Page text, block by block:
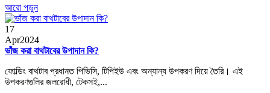
আরো পড়ুন
17
Apr2024
ভাঁজ করা বাথটাবের উপাদান কি?
ফোল্ডিং বাথটাব প্রধানত পিভিসি, টিপিইউ এবং অন্যান্য উপকরণ দিয়ে তৈরি। এই
উপকরণগুলির জলরোধী, টেকসই,...